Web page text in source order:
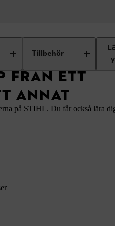
Tillbehör
Användbar kunskap från ett
FRÅN ETT
ANNAT
på STIHL. Du får också lära